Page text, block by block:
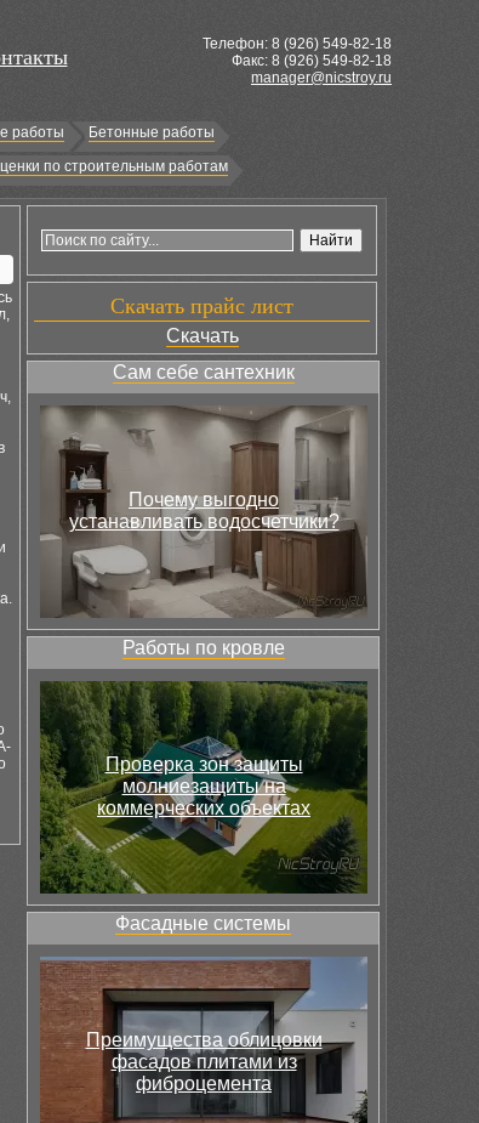
Телефон: 8 (926) 549-82-18
Факс: 8 (926) 549-82-18
manager@nicstroy.ru
работы
Бетонные работы
по строительным работам
Скачать прайс лист
Скачать
Сам себе сантехник
Почему выгодно
устанавливать водосчетчики?
Работы по кровле
Проверка зон защиты
молниезащиты на
коммерческих объектах
Фасадные системы
Преимущества облицовки
фасадов плитами из
фиброцемента